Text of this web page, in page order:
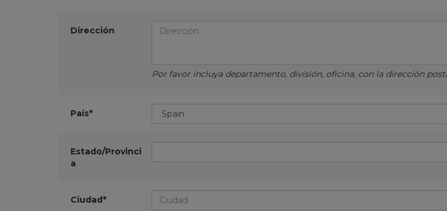
Dirección
Por favor incluya departamento, división, oficina, con la dirección
País*
Estado/Provinci
a
Ciudad*